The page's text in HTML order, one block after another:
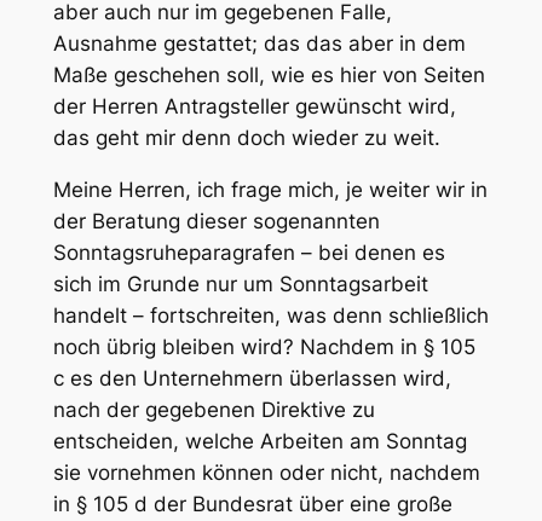
aber auch nur im gegebenen Falle,
Ausnahme gestattet; das das aber in dem
Maße geschehen soll, wie es hier von Seiten
der Herren Antragsteller gewünscht wird,
das geht mir denn doch wieder zu weit.
Meine Herren, ich frage mich, je weiter wir in
der Beratung dieser sogenannten
Sonntagsruheparagrafen – bei denen es
sich im Grunde nur um Sonntagsarbeit
handelt – fortschreiten, was denn schließlich
noch übrig bleiben wird? Nachdem in § 105
c es den Unternehmern überlassen wird,
nach der gegebenen Direktive zu
entscheiden, welche Arbeiten am Sonntag
sie vornehmen können oder nicht, nachdem
in § 105 d der Bundesrat über eine große